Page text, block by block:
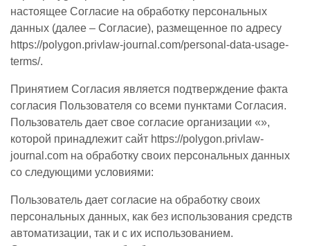
настоящее Согласие на обработку персональных
данных (далее – Согласие), размещенное по адресу
https://polygon.privlaw-journal.com/personal-data-usage-
terms/.
Принятием Согласия является подтверждение факта
согласия Пользователя со всеми пунктами Согласия.
Пользователь дает свое согласие организации «»,
которой принадлежит сайт https://polygon.privlaw-
journal.com на обработку своих персональных данных
со следующими условиями:
Пользователь дает согласие на обработку своих
персональных данных, как без использования средств
автоматизации, так и с их использованием.